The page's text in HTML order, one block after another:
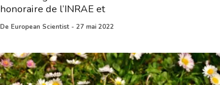
honoraire de l’INRAE et
De European Scientist - 27 mai 2022